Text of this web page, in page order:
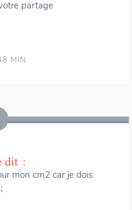
partage
MIN
dit :
mon cm2 car je dois